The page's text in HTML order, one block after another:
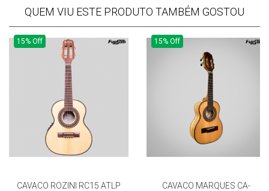
QUEM VIU ESTE PRODUTO TAMBÉM GOSTOU
15% Off
CAVACO ROZINI RC15 ATLP
15% Off
CAVACO MARQUES CA-